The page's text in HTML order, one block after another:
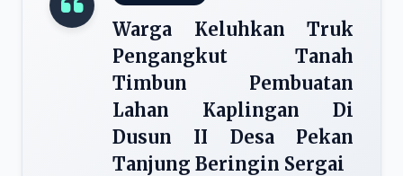
Warga Keluhkan Truk
Pengangkut Tanah
Timbun Pembuatan
Lahan Kaplingan Di
Dusun II Desa Pekan
Tanjung Beringin Sergai